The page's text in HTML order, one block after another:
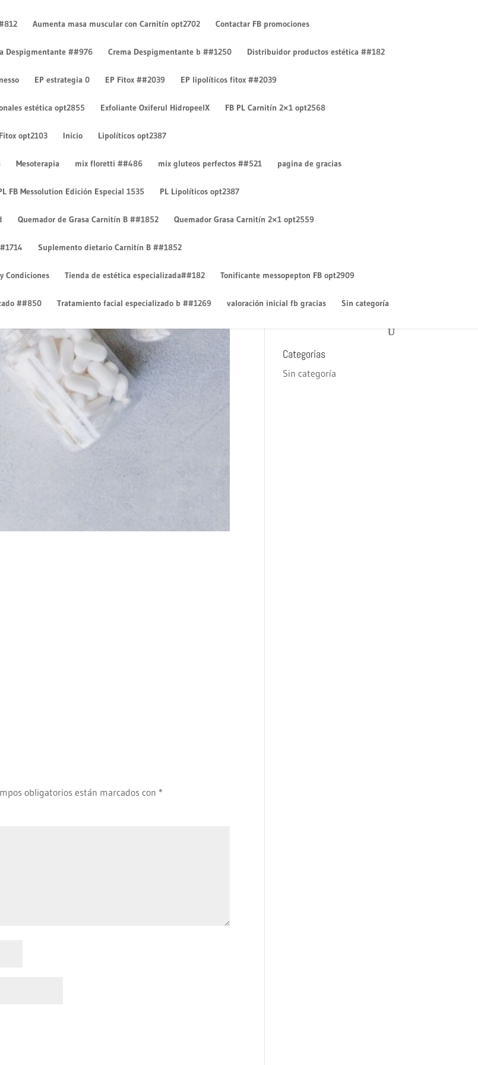
Aumenta masa muscular con Carnitín opt2702 Contactar FB promociones
Despigmentante ##976 Crema Despigmentante b ##1250 Distribuidor productos estética ##182
EP estrategia 0 EP Fitox ##2039 EP lipolíticos fitox ##2039
estética opt2855 Exfoliante Oxiferul HidropeelX FB PL Carnitín 2×1 opt2568
opt2103 Inicio Lipolíticos opt2387
Mesoterapia mix floretti ##486 mix gluteos perfectos ##521 pagina de gracias
FB Messolution Edición Especial 1535 PL Lipolíticos opt2387
Quemador de Grasa Carnitín B ##1852 Quemador Grasa Carnitín 2×1 opt2559
Suplemento dietario Carnitín B ##1852
Condiciones Tienda de estética especializada##182 Tonificante messopepton FB opt2909
##850 Tratamiento facial especializado b ##1269 valoración inicial fb gracias Sin categoría
obligatorios están marcados con *
¡Hola mundo!
Un comentarista de
WordPressen¡Hola mundo!
Archivos
Categorías
Sin categoría